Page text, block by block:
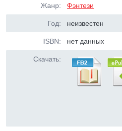
Жанр: Фэнтези
Год: неизвестен
ISBN: нет данных
Скачать: